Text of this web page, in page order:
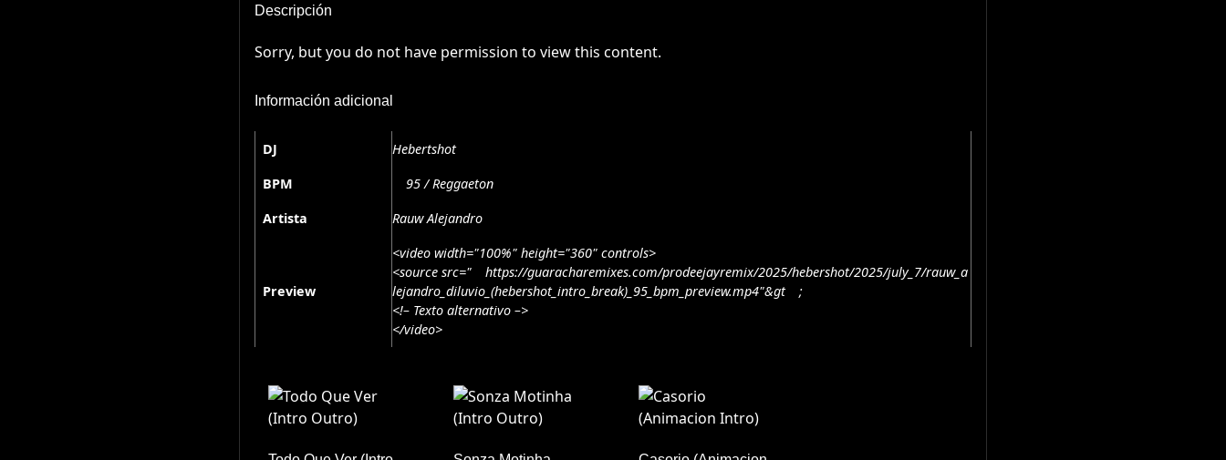
Descripción
Sorry, but you do not have permission to view this content.
Información adicional
DJ
Hebertshot
BPM
95 / Reggaeton
Artista
Rauw Alejandro
Preview
<video width="100%" height="360" controls>
<source src="
https://guaracharemixes.com/prodeejayremix/2025/hebershot/2025/july_7/rauw_a
lejandro_diluvio_(hebershot_intro_break)_95_bpm_preview.mp4"&gt
;
<!– Texto alternativo –>
</video>